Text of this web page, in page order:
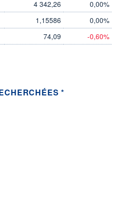
4 342,26 0,00%
1,15586 0,00%
74,09 -0,60%
*